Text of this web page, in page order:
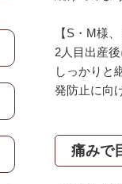
【S・M様
2人目出産
しっかりと
発防止に向
痛みで